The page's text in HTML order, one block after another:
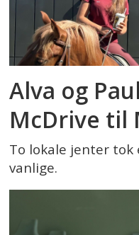
Alva og
McDrive til
To lokale jenter
vanlige.